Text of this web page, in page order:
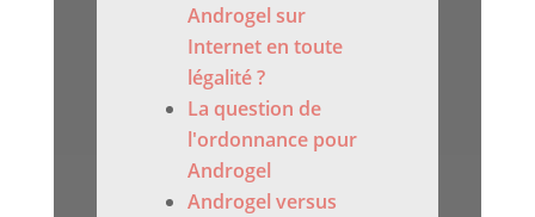
Androgel sur
Internet en toute
légalité ?
La question de
l'ordonnance pour
Androgel
Androgel versus